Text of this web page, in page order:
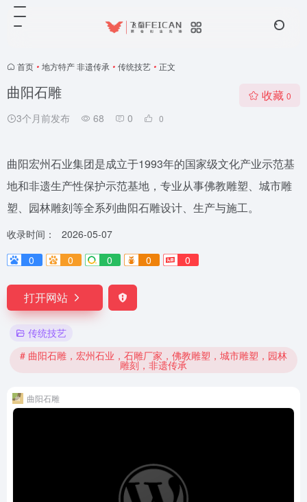
首页 • 地方特产 非遗传承 • 传统技艺 • 正文
曲阳石雕
3个月前发布 68 0 0
收藏 0
曲阳宏州石业集团是成立于1993年的国家级文化产业示范基
地和非遗生产性保护示范基地，专业从事佛教雕塑、城市雕
塑、园林雕刻等全系列曲阳石雕设计、生产与施工。
收录时间：
2026-05-07
0
0 0 0 0
打开网站
传统技艺
# 曲阳石雕，宏州石业，石雕厂家，佛教雕塑，城市雕塑，园林
雕刻，非遗传承
曲阳石雕